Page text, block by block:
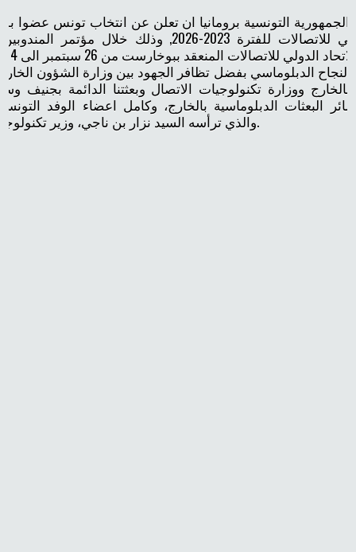
التونسية برومانيا ان تعلن عن انتخاب تونس عضوا
الاتحاد الدولي للاتصالات للفترة 2023-2026, وذلك خلال
الدولي للاتصالات المنعقد ببوخارست من 26 سبتمبر الى 14 اكتوبر 2022
الدبلوماسي بفضل تظافر الجهود بين وزارة الشؤون
بالخارج ووزارة تكنولوجيات الاتصال وبعثتنا الدائمة بجنيف
البعثات الدبلوماسية بالخارج، وكامل اعضاء الوفد
والذي ترأسه السيد نزار بن ناجي، وزير تكنولوجيات الاتصال.